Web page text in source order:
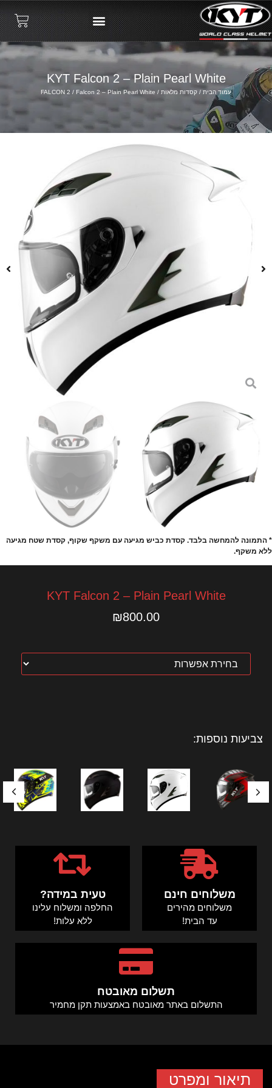
KYT Falcon 2 – Plain Pearl White
עמוד הבית / קסדות מלאות /
FALCON 2 / Falcon 2 – Plain Pearl White
* התמונה להמחשה בלבד. קסדת כביש מגיעה עם משקף שקוף, קסדת שטח מגיעה
ללא משקף.
KYT Falcon 2 – Plain Pearl White
₪800.00
צביעות נוספות:
משלוחים חינם
משלוחים מהירים
עד הבית!
טעית במידה?
החלפה ומשלוח עלינו
ללא עלות!
תשלום מאובטח
התשלום באתר מאובטח באמצעות תקן מחמיר
תיאור ומפרט